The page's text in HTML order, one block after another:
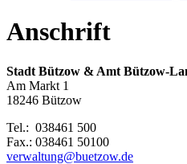
Anschrift
Stadt Bützow & Amt Bützow-
Am Markt 1
18246 Bützow
Tel.: 038461 500
Fax.: 038461 50100
verwaltung@buetzow.de